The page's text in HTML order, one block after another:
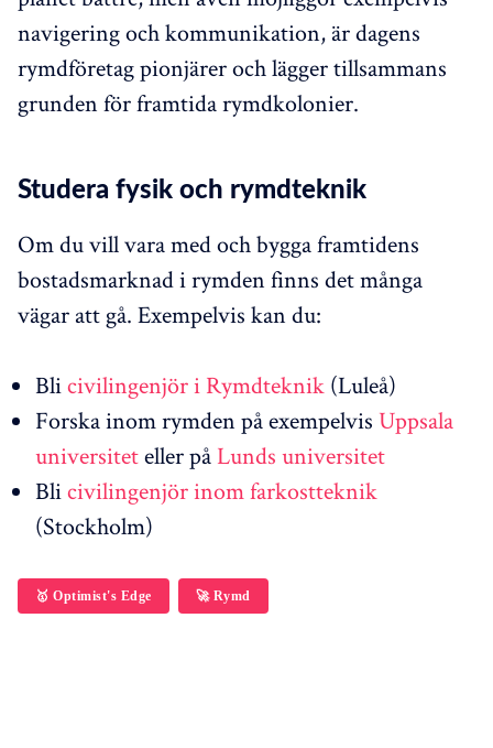
navigering och kommunikation, är dagens
rymdföretag pionjärer och lägger tillsammans
grunden för framtida rymdkolonier.
Studera fysik och rymdteknik
Om du vill vara med och bygga framtidens
bostadsmarknad i rymden finns det många
vägar att gå. Exempelvis kan du:
Blicivilingenjör i Rymdteknik (Luleå)
Forska inom rymden på exempelvis Uppsala
universiteteller påLunds universitet
Blicivilingenjör inom farkostteknik
(Stockholm)
🥇 Optimist's Edge 🚀 Rymd